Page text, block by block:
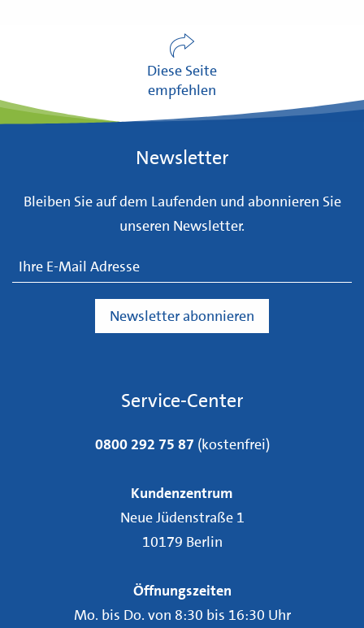
Diese Seite
empfehlen
Newsletter
Bleiben Sie auf dem Laufenden und abonnieren Sie
unseren Newsletter.
Service-Center
0800 292 75 87 (kostenfrei)
Kundenzentrum
Neue Jüdenstraße 1
10179 Berlin
Öffnungszeiten
Mo. bis Do. von 8:30 bis 16:30 Uhr